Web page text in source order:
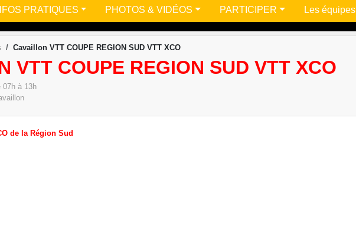
PRATIQUES PHOTOS & VIDÉOS PARTICIPER Les équipes
Cavaillon VTT COUPE REGION SUD VTT XCO
VTT COUPE REGION SUD VTT XCO
07h à 13h
de la Région Sud